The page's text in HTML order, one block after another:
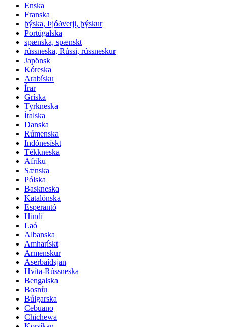
Enska
Franska
þýska, Þjóðverji, þýskur
Portúgalska
spænska, spænskt
rússneska, Rússi, rússneskur
Japönsk
Kóreska
Arabísku
Írar
Gríska
Tyrkneska
Ítalska
Danska
Rúmenska
Indónesískt
Tékkneska
Afríku
Sænska
Pólska
Baskneska
Katalónska
Esperantó
Hindí
Laó
Albanska
Amharískt
Armenskur
Aserbaídsjan
Hvíta-Rússneska
Bengalska
Bosníu
Búlgarska
Cebuano
Chichewa